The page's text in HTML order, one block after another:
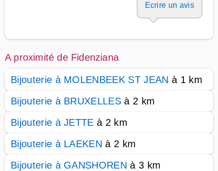
Ecrire un avis
A proximité de Fidenziana
Bijouterie à MOLENBEEK ST JEAN à 1 km
Bijouterie à BRUXELLES à 2 km
Bijouterie à JETTE à 2 km
Bijouterie à LAEKEN à 2 km
Bijouterie à GANSHOREN à 3 km